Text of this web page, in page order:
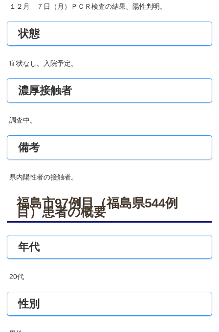
１２月 ７日（月）ＰＣＲ検査の結果、陽性判明。
状態
症状なし。入院予定。
濃厚接触者
調査中。
備考
県内陽性者の接触者。
福島市97例目（福島県544例
目）患者の概要
年代
20代
性別